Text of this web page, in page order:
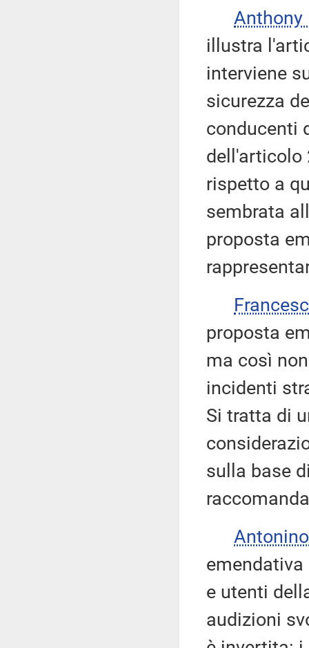
Anthony
illustra
interviene
sicurezza
conducenti
dell'articolo
rispetto a
sembrata
proposta
proposta
ma così
incidenti
Si tratta di
sulla base
e utenti
audizioni